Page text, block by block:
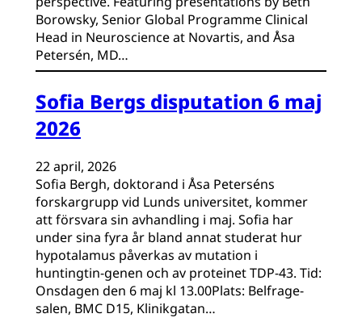
Borowsky, Senior Global Programme Clinical
Head in Neuroscience at Novartis, and Åsa
Petersén, MD…
Sofia Bergs disputation 6 maj
2026
22 april, 2026
Sofia Bergh, doktorand i Åsa Peterséns
forskargrupp vid Lunds universitet, kommer
att försvara sin avhandling i maj. Sofia har
under sina fyra år bland annat studerat hur
hypotalamus påverkas av mutation i
huntingtin-genen och av proteinet TDP-43. Tid:
Onsdagen den 6 maj kl 13.00Plats: Belfrage-
salen, BMC D15, Klinikgatan…